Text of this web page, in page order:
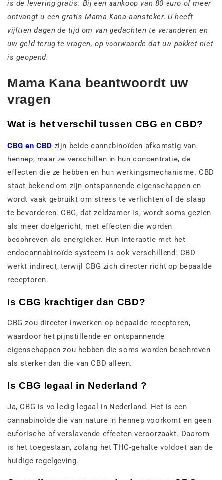
is de levering gratis. Bij een aankoop van 80 euro of meer
ontvangt u een gratis Mama Kana-aansteker. U heeft
vijftien dagen de tijd om van gedachten te veranderen en
uw geld terug te vragen, op voorwaarde dat uw pakket niet
is geopend.
Mama Kana beantwoordt uw
vragen
Wat is het verschil tussen CBG en CBD?
CBG en CBD zijn beide cannabinoïden afkomstig van
hennep, maar ze verschillen in hun concentratie, de
effecten die ze hebben en hun werkingsmechanisme. CBD
staat bekend om zijn ontspannende eigenschappen en
wordt vaak gebruikt om stress te verlichten of de slaap
te bevorderen. CBG, dat zeldzamer is, wordt soms gezien
als meer doelgericht, met effecten die worden
beschreven als energieker. Hun interactie met het
endocannabinoïde systeem is ook verschillend: CBD
werkt indirect, terwijl CBG zich directer richt op bepaalde
receptoren.
Is CBG krachtiger dan CBD?
CBG zou directer inwerken op bepaalde receptoren,
waardoor het pijnstillende en ontspannende
eigenschappen zou hebben die soms worden beschreven
als sterker dan die van CBD alleen.
Is CBG legaal in Nederland ?
Ja, CBG is volledig legaal in Nederland. Het is een
cannabinoïde die van nature in hennep voorkomt en geen
euforische of verslavende effecten veroorzaakt. Daarom
is het toegestaan, zolang het THC-gehalte voldoet aan de
huidige regelgeving.